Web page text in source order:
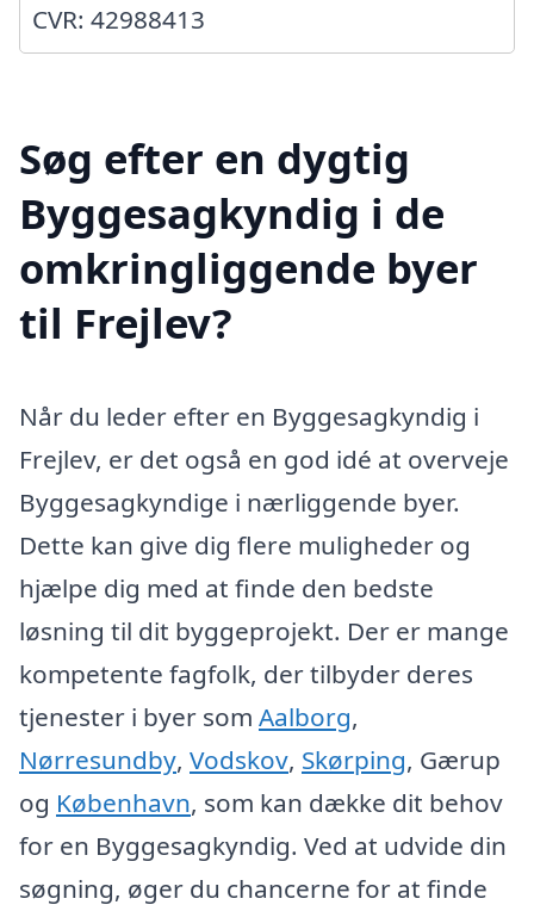
CVR: 42988413
Søg efter en dygtig
Byggesagkyndig i de
omkringliggende byer
til Frejlev?
Når du leder efter en Byggesagkyndig i
Frejlev, er det også en god idé at overveje
Byggesagkyndige i nærliggende byer.
Dette kan give dig flere muligheder og
hjælpe dig med at finde den bedste
løsning til dit byggeprojekt. Der er mange
kompetente fagfolk, der tilbyder deres
tjenester i byer som Aalborg,
Nørresundby, Vodskov, Skørping, Gærup
og København, som kan dække dit behov
for en Byggesagkyndig. Ved at udvide din
søgning, øger du chancerne for at finde